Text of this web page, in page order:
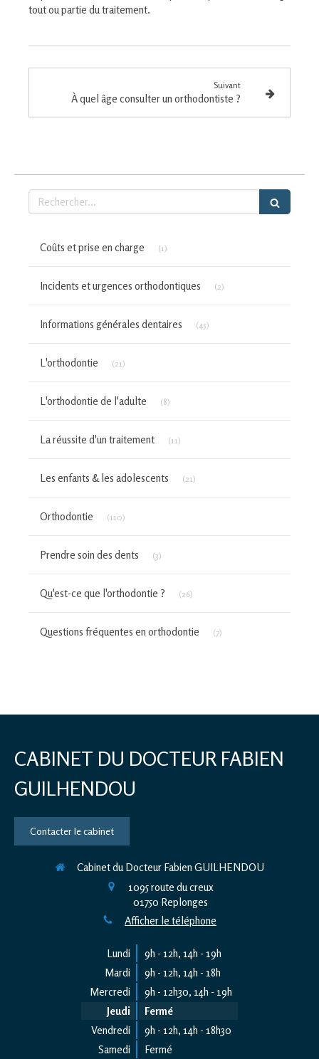
tout ou partie du traitement.
Suivant
À quel âge consulter un orthodontiste ?
Rechercher
Coûts et prise en charge (1)
Incidents et urgences orthodontiques (2)
Informations générales dentaires (45)
L'orthodontie (21)
L'orthodontie de l'adulte (8)
La réussite d'un traitement (11)
Les enfants & les adolescents (21)
Orthodontie (110)
Prendre soin des dents (3)
Qu'est-ce que l'orthodontie ? (26)
Questions fréquentes en orthodontie (7)
CABINET DU DOCTEUR FABIEN
GUILHENDOU
Contacter le cabinet
Cabinet du Docteur Fabien GUILHENDOU
1095 route du creux
01750 Replonges
Afficher le téléphone
Lundi 9h - 12h, 14h - 19h
Mardi
9h - 12h, 14h - 18h
Mercredi
9h - 12h30, 14h - 19h
Jeudi
Fermé
Vendredi
9h - 12h, 14h - 18h30
Samedi
Fermé